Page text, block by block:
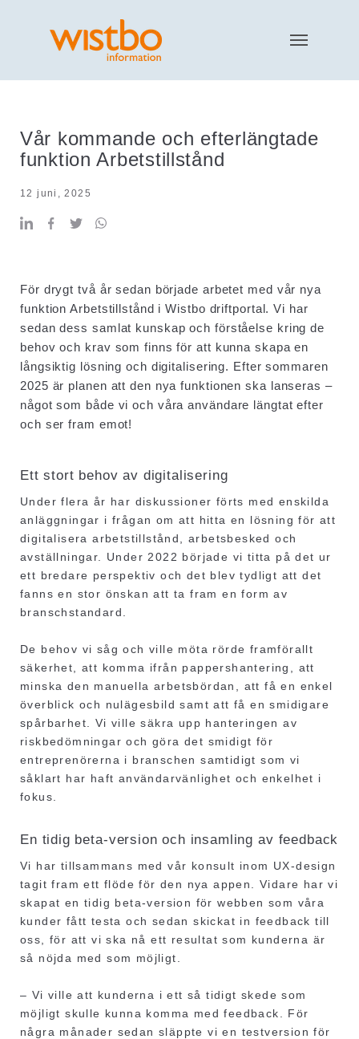
Vår kommande och efterlängtade
funktion Arbetstillstånd
12 juni, 2025
För drygt två år sedan började arbetet med vår nya
funktion Arbetstillstånd i Wistbo driftportal. Vi har
sedan dess samlat kunskap och förståelse kring de
behov och krav som finns för att kunna skapa en
långsiktig lösning och digitalisering. Efter sommaren
2025 är planen att den nya funktionen ska lanseras –
något som både vi och våra användare längtat efter
och ser fram emot!
Ett stort behov av digitalisering
Under flera år har diskussioner förts med enskilda
anläggningar i frågan om att hitta en lösning för att
digitalisera arbetstillstånd, arbetsbesked och
avställningar. Under 2022 började vi titta på det ur
ett bredare perspektiv och det blev tydligt att det
fanns en stor önskan att ta fram en form av
branschstandard.
De behov vi såg och ville möta rörde framförallt
säkerhet, att komma ifrån pappershantering, att
minska den manuella arbetsbördan, att få en enkel
överblick och nulägesbild samt att få en smidigare
spårbarhet. Vi ville säkra upp hanteringen av
riskbedömningar och göra det smidigt för
entreprenörerna i branschen samtidigt som vi
såklart har haft användarvänlighet och enkelhet i
fokus.
En tidig beta-version och insamling av feedback
Vi har tillsammans med vår konsult inom UX-design
tagit fram ett flöde för den nya appen. Vidare har vi
skapat en tidig beta-version för webben som våra
kunder fått testa och sedan skickat in feedback till
oss, för att vi ska nå ett resultat som kunderna är
så nöjda med som möjligt.
– Vi ville att kunderna i ett så tidigt skede som
möjligt skulle kunna komma med feedback. För
några månader sedan släppte vi en testversion för